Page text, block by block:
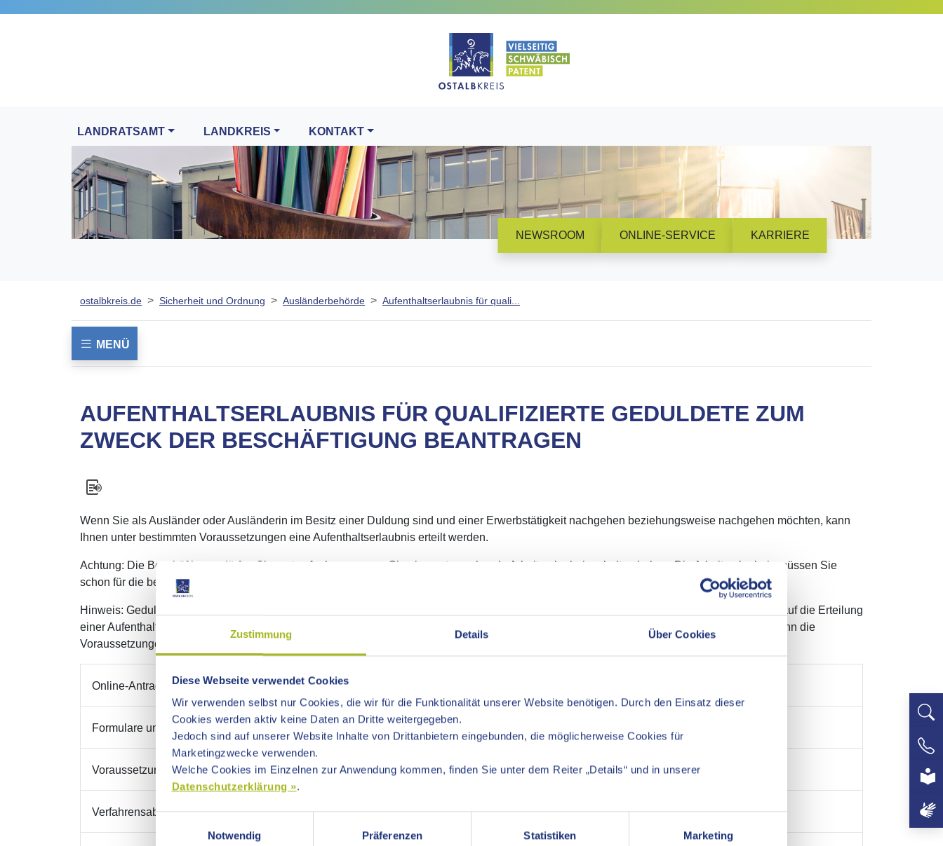
Zustimmung Details Über Cookies
Diese Webseite verwendet Cookies
Wir verwenden selbst nur Cookies, die wir für die Funktionalität unserer Website benötigen. Durch den Einsatz dieser
Cookies werden aktiv keine Daten an Dritte weitergegeben.
Jedoch sind auf unserer Website Inhalte von Drittanbietern eingebunden, die möglicherweise Cookies für
Marketingzwecke verwenden.
Welche Cookies im Einzelnen zur Anwendung kommen, finden Sie unter dem Reiter „Details“ und in unserer
Datenschutzerklärung ».
Einwilligungsauswahl
Notwendig
Präferenzen Statistiken Marketing
LANDRATSAMT LANDKREIS KONTAKT
NEWSROOM ONLINE-SERVICE KARRIERE
ostalbkreis.de Sicherheit und Ordnung Ausländerbehörde Aufenthaltserlaubnis für quali...
MENÜ
AUFENTHALTSERLAUBNIS FÜR QUALIFIZIERTE GEDULDETE ZUM
ZWECK DER BESCHÄFTIGUNG BEANTRAGEN
Wenn Sie als Ausländer oder Ausländerin im Besitz einer Duldung sind und einer Erwerbstätigkeit nachgehen beziehungsweise nachgehen möchten, kann
Ihnen unter bestimmten Voraussetzungen eine Aufenthaltserlaubnis erteilt werden.
Achtung: Die Beschäftigung dürfen Sie erst aufnehmen, wenn Sie eine entsprechende Arbeitserlaubnis erhalten haben. Die Arbeitserlaubnis müssen Sie
schon für die bestehende Duldung beantragen.
Hinweis: Geduldete mit einer Ausbildung
sduldung haben nach erfolgreichem Abschluss ihrer qualifizierten Berufsausbildung einen Anspruch auf die Erteilung
einer Aufenthaltserlaubnis für eine der erworbenen beruflichen Qualifikation entsprechenden Beschäftigung für die Dauer von zwei Jahren, wenn die
Voraussetzungen vorliegen.
Online-Antrag
Formulare und weitere Angebote
Voraussetzungen
Verfahrensablauf